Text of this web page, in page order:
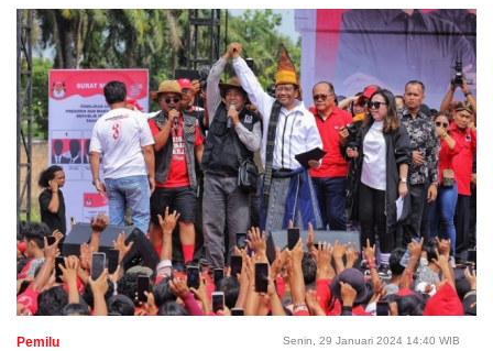
Pemilu Senin, 29 Januari 2024 14:40 WIB